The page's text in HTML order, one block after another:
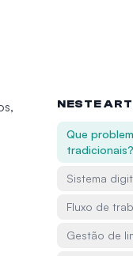
NESTE
Que
tradicionais?
Sistema
Fluxo de
Gestão de